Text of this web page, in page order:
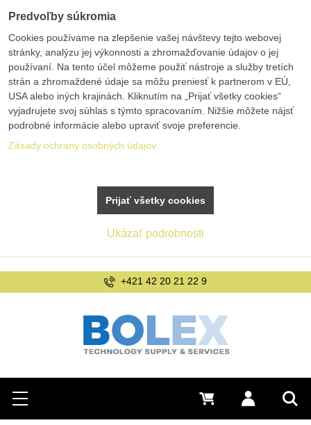
Hľadať
Menu Prihlásiť sa
0 €
+421 42 20 21 22 9
Predvoľby súkromia
Cookies používame na zlepšenie vašej návštevy tejto webovej
stránky, analýzu jej výkonnosti a zhromažďovanie údajov o jej
používaní. Na tento účel môžeme použiť nástroje a služby tretích
strán a zhromaždené údaje sa môžu preniesť k partnerom v EÚ,
USA alebo iných krajinách. Kliknutím na „Prijať všetky cookies“
vyjadrujete svoj súhlas s týmto spracovaním. Nižšie môžete nájsť
podrobné informácie alebo upraviť svoje preferencie.
Zásady ochrany osobných údajov
Ukázať podrobnosti
Prijať všetky cookies